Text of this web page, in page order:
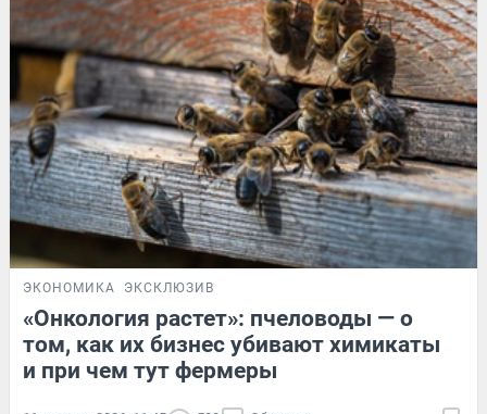
ЭКОНОМИКА ЭКСКЛЮЗИВ
«Онкология растет»: пчеловоды — о
том, как их бизнес убивают химикаты
и при чем тут фермеры